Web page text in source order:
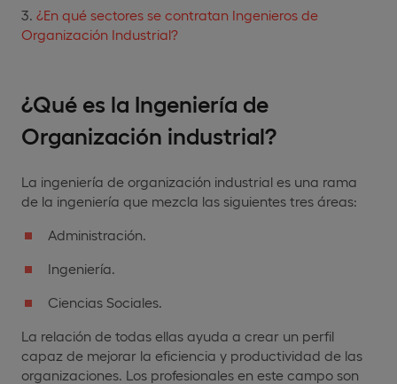
¿En qué sectores se contratan Ingenieros de
Organización Industrial?
¿Qué es la Ingeniería de
Organización industrial?
La ingeniería de organización industrial es una rama
de la ingeniería que mezcla las siguientes tres áreas:
Administración.
Ingeniería.
Ciencias Sociales.
La relación de todas ellas ayuda a crear un perfil
capaz de mejorar la eficiencia y productividad de las
organizaciones. Los profesionales en este campo son